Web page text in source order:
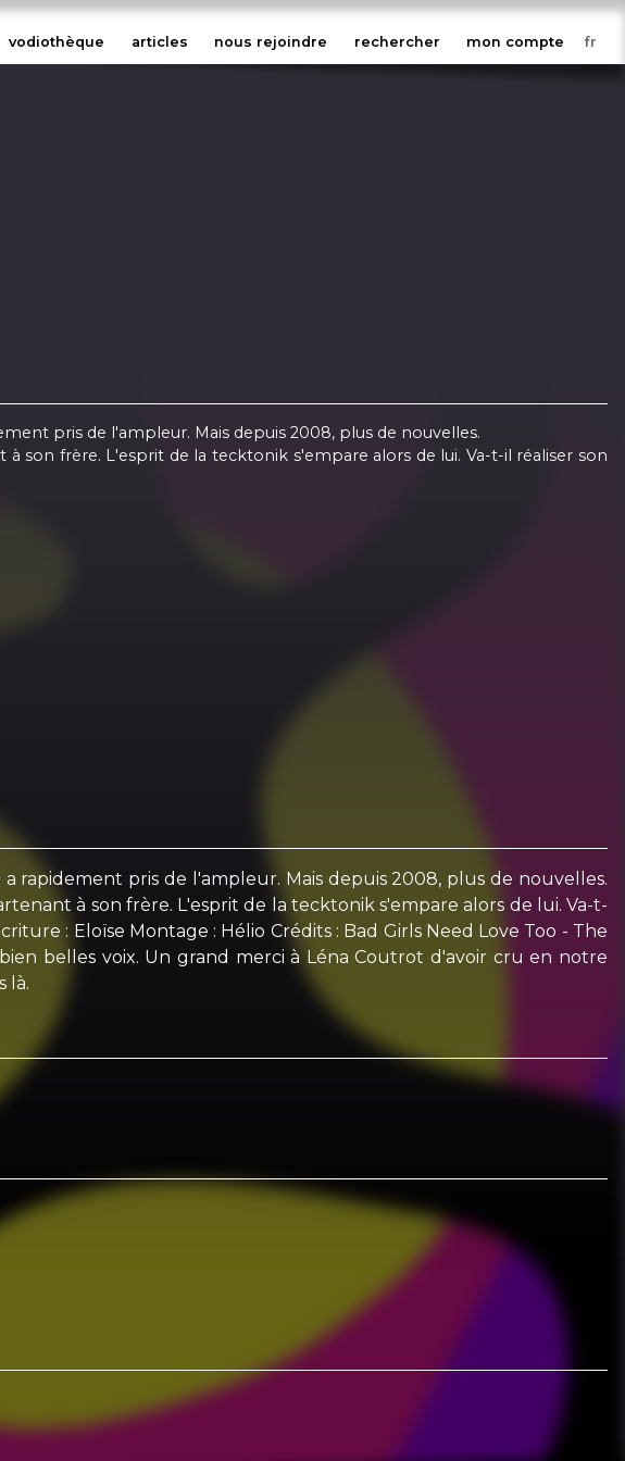
vodiothèque articles nous rejoindre rechercher mon compte
pris de l'ampleur. Mais depuis 2008, plus de nouvelles.
son frère. L'esprit de la tecktonik s'empare alors de lui. Va-t-il réaliser son
rapidement pris de l'ampleur. Mais depuis 2008, plus de nouvelles.
à son frère. L'esprit de la tecktonik s'empare alors de lui. Va-t-
: Eloïse Montage : Hélio Crédits : Bad Girls Need Love Too - The
belles voix. Un grand merci à Léna Coutrot d'avoir cru en notre
là.